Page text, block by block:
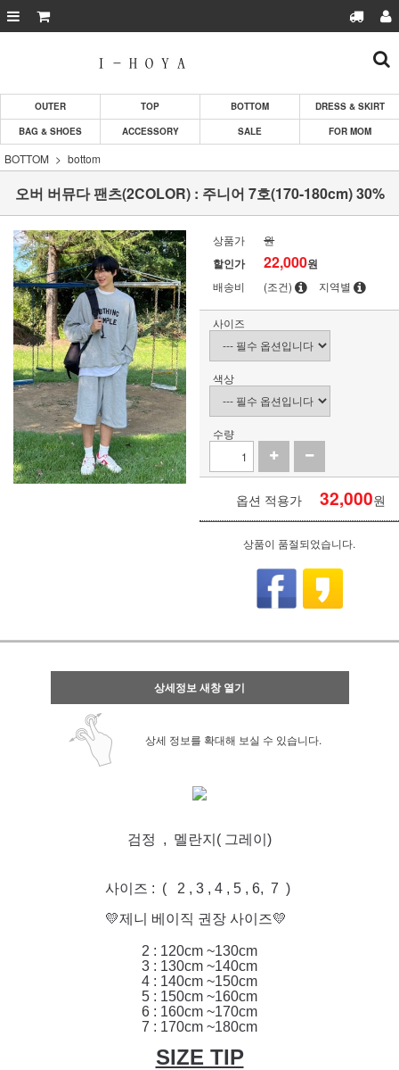
OUTER TOP BOTTOM
DRESS & SKIRT
BAG & SHOES
ACCESSORY SALE FOR MOM
BOTTOM bottom
오버 버뮤다 팬츠(2COLOR) : 주니어 7호(170-180cm) 30%
상품가 원
할인가 22,000원
배송비 (조건) 지역별
사이즈
색상
수량
옵션 적용가 32,000원
상품이 품절되었습니다.
상세정보 새창 열기
상세 정보를 확대해 보실 수 있습니다.
검정 , 멜란지( 그레이)
사이즈 : ( 2 , 3 , 4 , 5 , 6, 7 )
💛제니 베이직 권장 사이즈💛
2 : 120cm ~130cm
3 : 130cm ~140cm
4 : 140cm ~150cm
5 : 150cm ~160cm
6 : 160cm ~170cm
7 : 170cm ~180cm
SIZE TIP